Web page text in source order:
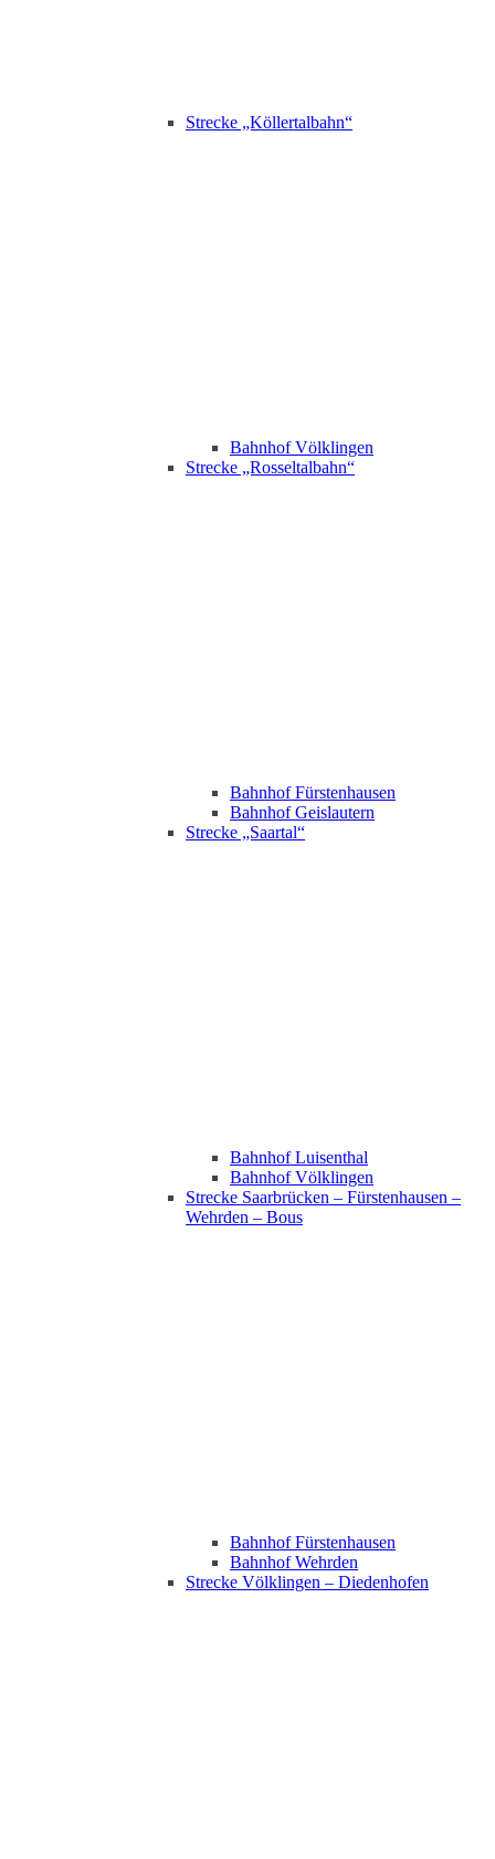
Strecke „Köllertalbahn“
Bahnhof Völklingen
Strecke „Rosseltalbahn“
Bahnhof Fürstenhausen
Bahnhof Geislautern
Strecke „Saartal“
Bahnhof Luisenthal
Bahnhof Völklingen
Strecke Saarbrücken – Fürstenhausen –
Wehrden – Bous
Bahnhof Fürstenhausen
Bahnhof Wehrden
Strecke Völklingen – Diedenhofen